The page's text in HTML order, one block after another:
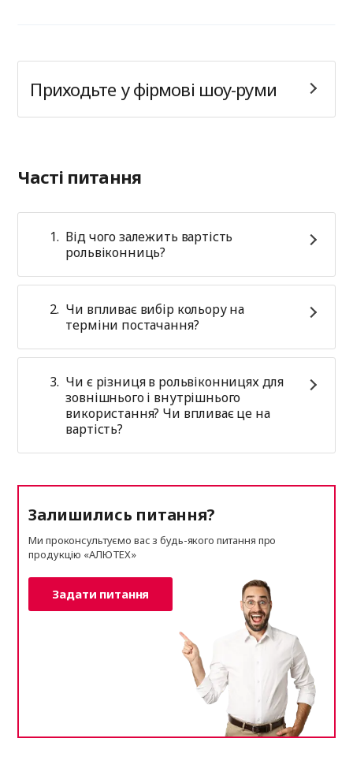
Приходьте у фірмові шоу-руми
Часті питання
Від чого залежить вартість
рольвіконниць?
Чи впливає вибір кольору на
терміни постачання?
Чи є різниця в рольвіконницях для
зовнішнього і внутрішнього
використання? Чи впливає це на
вартість?
Залишились питання?
Ми проконсультуємо вас з будь-якого питання про
продукцію «АЛЮТЕХ»
Задати питання